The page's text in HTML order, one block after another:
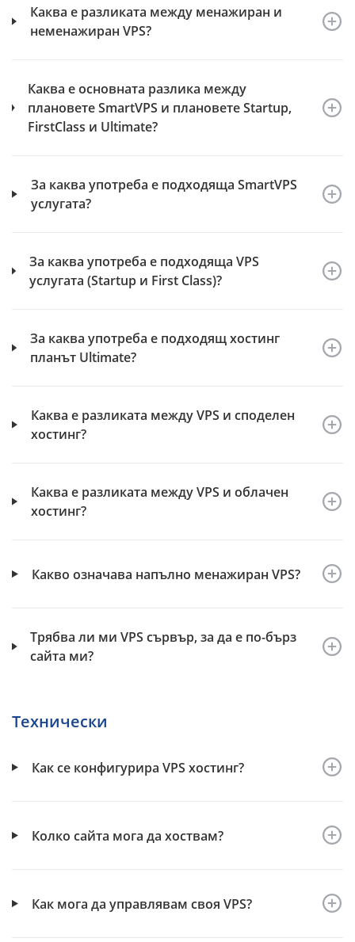
Каква е разликата между менажиран и
неменажиран VPS?
Каква е основната разлика между
плановете SmartVPS и плановете Startup,
FirstClass и Ultimate?
За каква употреба е подходяща SmartVPS
услугата?
За каква употреба е подходяща VPS
услугата (Startup и First Class)?
За каква употреба е подходящ хостинг
планът Ultimate?
Каква е разликата между VPS и споделен
хостинг?
Каква е разликата между VPS и облачен
хостинг?
Какво означава напълно менажиран VPS?
Трябва ли ми VPS сървър, за да е по-бърз
сайта ми?
Технически
Как се конфигурира VPS хостинг?
Колко сайта мога да хоствам?
Как мога да управлявам своя VPS?